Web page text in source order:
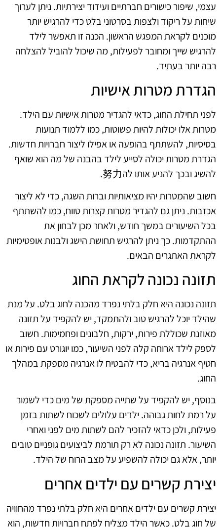
עצמי, שיפור כישורים חברתיים ועידוד יצירתיות. ניתן לערוך
שיחות על ריקוד ולצפות בסרטוני בלט כדי להרגיש יותר
מוכנים לקראת המפגש הראשון. הכנה זו תאפשר לילד
להרגיש שייך ומחובר לפעילות, מה שיכול להוביל להצלחה
רבה יותר בעתיד.
הגדרת מטרות אישיות
לפני תחילת החוג, כדאי להגדיר מטרות אישיות עם הילד.
מטרות אלו יכולות להיות פשוטות, כמו ללמוד תנועות
בסיסיות, להשתתף בהופעה או אפילו ליצור חברויות חדשות.
הגדרת מטרות יכולה לסייע לילד בהבנה של מה הוא שואף
להשיג ובכך להניע אותו לה努力.
חשוב שהמטרות יהיו מציאותיות וברות השגה, כדי לא ליצור
אכזבות. ניתן גם להגדיר מטרות קצרות טווח, כמו להשתתף
בכל השיעורים במשך חודש, ולאחר מכן לבחון את
ההתקדמות. כך ניתן להרגיש תחושת הישג ולבנות אופטימיות
לקראת האתגרים הבאים.
תזונה נכונה לקראת החוג
תזונה נכונה היא חלק בלתי נפרד מהכנה לחוג בלט. על מנת
שהילד יוכל להרגיש טוב ולהתמקד, יש להקפיד על תזונה
מאוזנת שכוללת פירות, ירקות, חלבונים ופחמימות. חשוב
לספק לילד ארוחה קלה לפני השיעור, כמו יוגורט עם פירות או
חטיף אנרגיה בריא, כדי להבטיח לו אנרגיה מספקת במהלך
החוג.
בנוסף, יש להקפיד על שתייה מספקת של מים כדי לשמור
על רמת לחות גבוהה. ילדים עלולים לשכוח לשתות בזמן
פעילות, ולכן כדאי להזכיר להם לשתות מים לפני ואחרי
השיעור. תזונה נכונה לא רק תורמת לביצועים גופניים טובים
יותר, אלא גם יכולה להשפיע על מצב הרוח של הילד.
יצירת קשרים עם ילדים אחרים
יצירת קשרים עם ילדים אחרים היא חלק בלתי נפרד מהחוויה
של חוג בלט. כאשר הילד מצליח לפתח חברויות חדשות, הוא